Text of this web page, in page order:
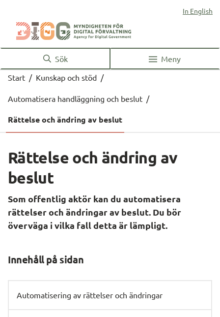
In English
Sök
Meny
Start / Kunskap och stöd /
Automatisera handläggning och beslut /
Rättelse och ändring av beslut
Rättelse och ändring av
beslut
Som offentlig aktör kan du automatisera
rättelser och ändringar av beslut. Du bör
överväga i vilka fall detta är lämpligt.
Innehåll på sidan
Automatisering av rättelser och ändringar